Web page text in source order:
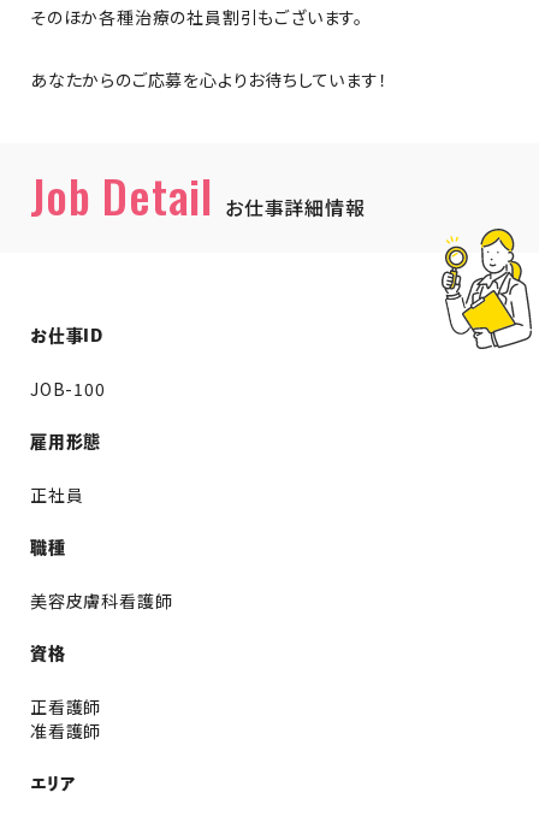
そのほか各種治療の社員割引もございます。
あなたからのご応募を心よりお待ちしています！
Job Detail お仕事詳細情報
お仕事ID
JOB-100
雇用形態
正社員
職種
美容皮膚科看護師
資格
正看護師
准看護師
エリア